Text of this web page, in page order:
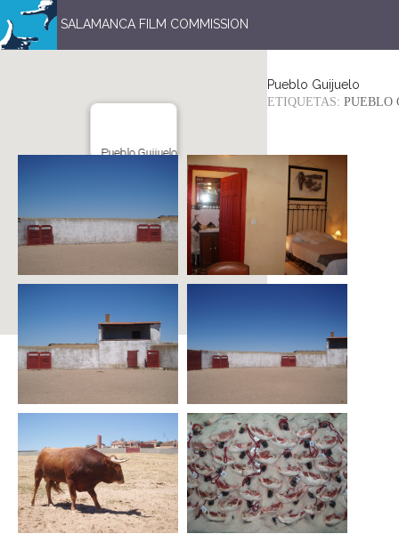
SALAMANCA FILM COMMISSION
Pueblo Guijuelo
Pueblo Guijuelo
ETIQUETAS: PUEBLO